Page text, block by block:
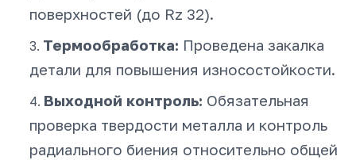
поверхностей (до Rz 32).
Термообработка: Проведена закалка
детали для повышения износостойкости.
Выходной контроль: Обязательная
проверка твердости металла и контроль
радиального биения относительно общей